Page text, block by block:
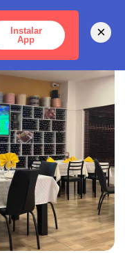
CARTAGENA
Instalar
App
×